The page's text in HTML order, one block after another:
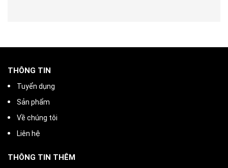
THÔNG TIN
Tuyển dụng
Sản phẩm
Về chúng tôi
Liên hệ
THÔNG TIN THÊM